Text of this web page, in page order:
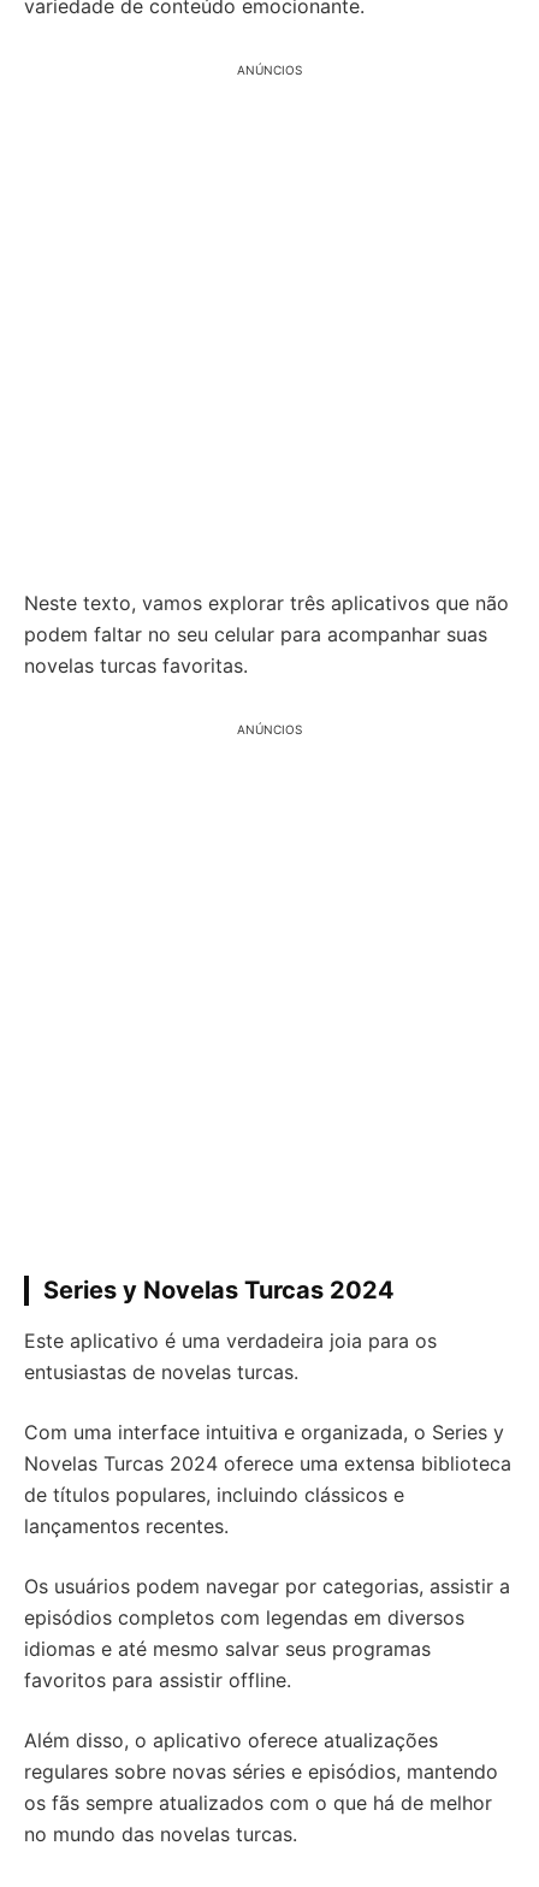
variedade de conteúdo emocionante.
ANÚNCIOS
Neste texto, vamos explorar três aplicativos que não
podem faltar no seu celular para acompanhar suas
novelas turcas favoritas.
ANÚNCIOS
Series y Novelas Turcas 2024
Este aplicativo é uma verdadeira joia para os
entusiastas de novelas turcas.
Com uma interface intuitiva e organizada, o Series y
Novelas Turcas 2024 oferece uma extensa biblioteca
de títulos populares, incluindo clássicos e
lançamentos recentes.
Os usuários podem navegar por categorias, assistir a
episódios completos com legendas em diversos
idiomas e até mesmo salvar seus programas
favoritos para assistir offline.
Além disso, o aplicativo oferece atualizações
regulares sobre novas séries e episódios, mantendo
os fãs sempre atualizados com o que há de melhor
no mundo das novelas turcas.